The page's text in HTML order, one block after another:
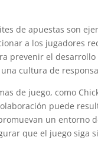
de apuestas son
a los jugadores
prevenir el
cultura de
de juego, como
puede
un entorno
que el juego siga